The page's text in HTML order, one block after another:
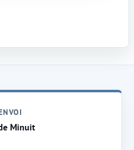
Minuit